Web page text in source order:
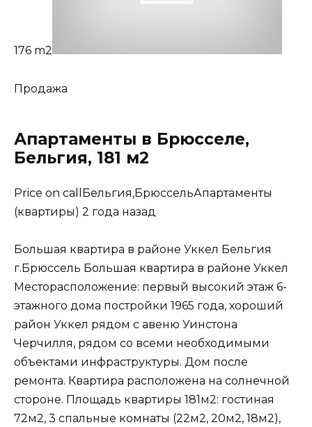
176 m2
Продажа
Апартаменты в Брюсселе,
Бельгия, 181 м2
Price on callБельгия,БрюссельАпартаменты
(квартиры) 2 года назад
Большая квартира в районе Уккел Бельгия
г.Брюссель Большая квартира в районе Уккел
Месторасположение: первый высокий этаж 6-
этажного дома постройки 1965 года, хороший
район Уккел рядом с авеню Уинстона
Черчилля, рядом со всеми необходимыми
объектами инфраструктуры. Дом после
ремонта. Квартира расположена на солнечной
стороне. Площадь квартиры 181м2: гостиная
72м2, 3 спальные комнаты (22м2, 20м2, 18м2),